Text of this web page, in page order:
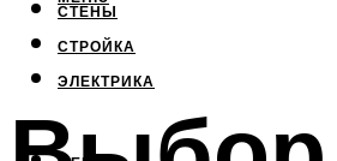
СТЕНЫ
СТРОЙКА
ЭЛЕКТРИКА